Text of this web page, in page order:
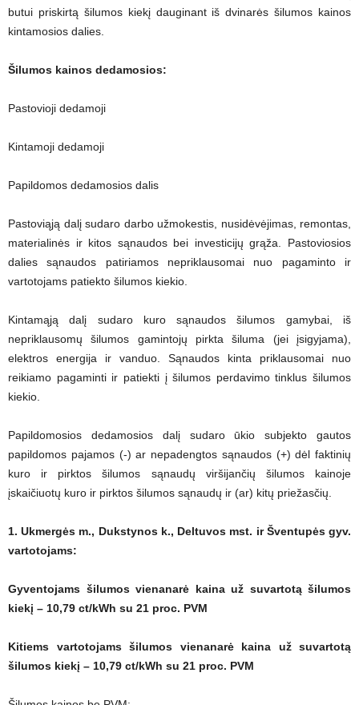
butui priskirtą šilumos kiekį dauginant iš dvinarės šilumos kainos
kintamosios dalies.
Šilumos kainos dedamosios:
Pastovioji dedamoji
Kintamoji dedamoji
Papildomos dedamosios dalis
Pastoviąją dalį sudaro darbo užmokestis, nusidėvėjimas, remontas,
materialinės ir kitos sąnaudos bei investicijų grąža. Pastoviosios
dalies sąnaudos patiriamos nepriklausomai nuo pagaminto ir
vartotojams patiekto šilumos kiekio.
Kintamąją dalį sudaro kuro sąnaudos šilumos gamybai, iš
nepriklausomų šilumos gamintojų pirkta šiluma (jei įsigyjama),
elektros energija ir vanduo. Sąnaudos kinta priklausomai nuo
reikiamo pagaminti ir patiekti į šilumos perdavimo tinklus šilumos
kiekio.
Papildomosios dedamosios dalį sudaro ūkio subjekto gautos
papildomos pajamos (-) ar nepadengtos sąnaudos (+) dėl faktinių
kuro ir pirktos šilumos sąnaudų viršijančių šilumos kainoje
įskaičiuotų kuro ir pirktos šilumos sąnaudų ir (ar) kitų priežasčių.
1. Ukmergės m., Dukstynos k., Deltuvos mst. ir Šventupės gyv.
vartotojams:
Gyventojams šilumos vienanarė kaina už suvartotą šilumos
kiekį – 10,79 ct/kWh su 21 proc. PVM
Kitiems vartotojams šilumos vienanarė kaina už suvartotą
šilumos kiekį – 10,79 ct/kWh su 21 proc. PVM